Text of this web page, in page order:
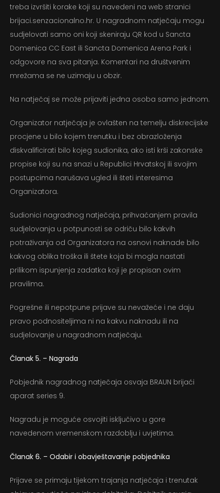
treba izvršiti korake koji su navedeni na web stranici
brijaci.senzacionalno.hr. U nagradnom natječaju mogu
sudjelovati samo oni koji skeniraju QR kod u Sancta
Domenica CC East ili Sancta Domenica Arena Park i
odgovore na sva pitanja. Komentari na društvenim
mrežama se ne uzimaju u obzir.
Na natječaj se može prijaviti jedna osoba samo jednom.
Organizator natječaja je ovlašten na temelju diskrecijske
procjene u bilo kojem trenutku i bez obrazloženja
diskvalificirati bilo kojeg sudionika, ako isti krši zakonske
propise koji su na snazi u Republici Hrvatskoj ili svojim
postupcima narušava ugled ili šteti interesima
Organizatora.
Sudionici nagradnog natječaja, prihvaćanjem pravila
sudjelovanja u potpunosti se odriču bilo kakvih
potraživanja od Organizatora na osnovi naknade bilo
kakvog oblika troška ili štete koja bi mogla nastati
prilikom ispunjenja zadatka koji je propisan ovim
pravilima.
Pogrešne ili nepotpune prijave su nevažeće i ne daju
pravo podnositeljima ni na kakvu naknadu ili na
sudjelovanje u nagradnom natječaju.
Članak 5. – Nagrada
Pobjednik nagradnog natječaja osvaja BRAUN brijaći
aparat series 9.
Nagradu je moguće osvojiti isključivo u gore
navedenom vremenskom razdoblju i uvjetima.
Članak 6. – Odabir i obavještavanje pobjednika
Prijave se primaju tijekom trajanja natječaja i trenutak